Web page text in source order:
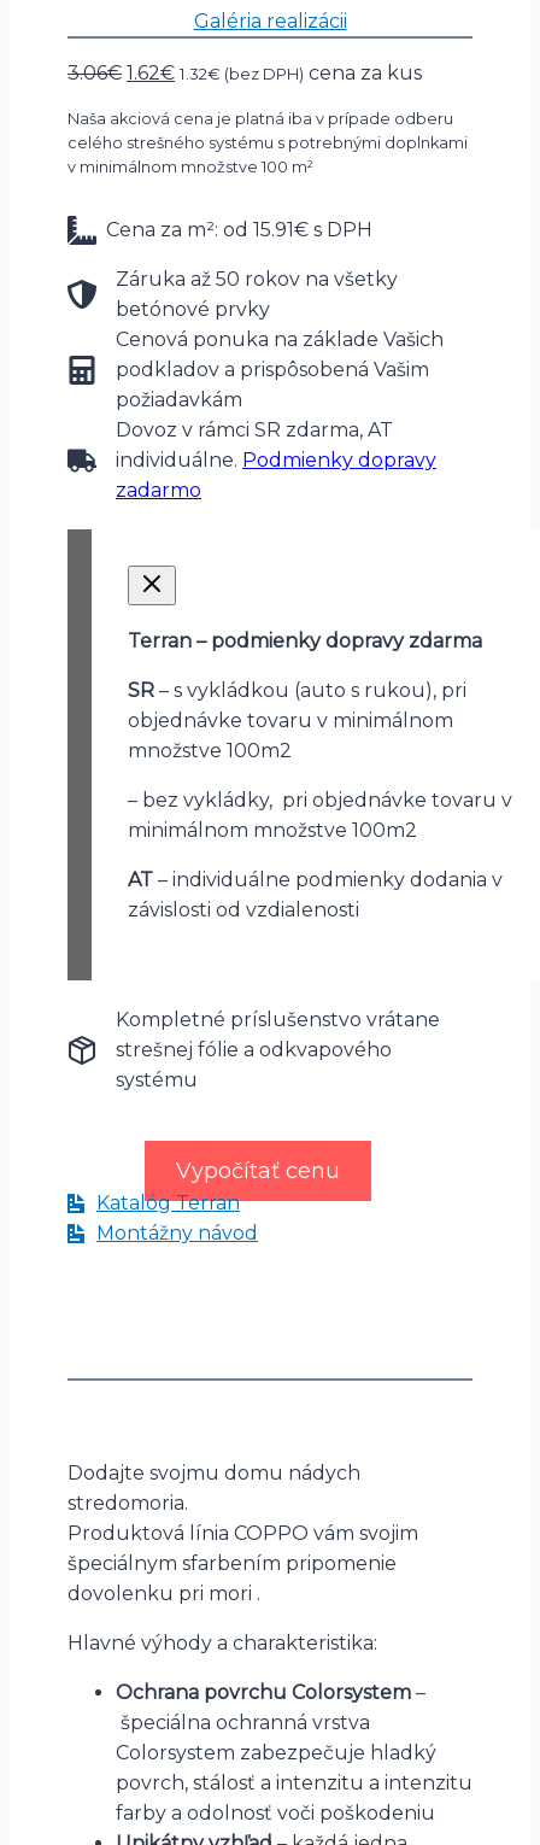
Galéria realizácii
3.06€ Pôvodná
bola:
3.06€.
1.62€Aktuálna
je:
1.62€.
1.32€ (bez DPH) cena za kus
Naša akciová cena je platná iba v prípade odberu
celého strešného systému s potrebnými doplnkami
v minimálnom množstve 100 m²
Cena za m²: od 15.91€ s DPH
Záruka až 50 rokov na všetky
betónové prvky
Cenová ponuka na základe Vašich
podkladov a prispôsobená Vašim
požiadavkám
Dovoz v rámci SR zdarma, AT
individuálne. Podmienky dopravy
zadarmo
Terran – podmienky dopravy zdarma
SR – s vykládkou (auto s rukou), pri
objednávke tovaru v minimálnom
množstve 100m2
– bez vykládky, pri objednávke tovaru v
minimálnom množstve 100m2
AT – individuálne podmienky dodania v
závislosti od vzdialenosti
Kompletné príslušenstvo vrátane
strešnej fólie a odkvapového
systému
Vypočítať cenu
Katalóg Terran
Montážny návod
Dodajte svojmu domu nádych
stredomoria.
Produktová línia COPPO vám svojim
špeciálnym sfarbením pripomenie
dovolenku pri mori .
Hlavné výhody a charakteristika:
Ochrana povrchu Colorsystem –
špeciálna ochranná vrstva
Colorsystem zabezpečuje hladký
povrch, stálosť a intenzitu a intenzitu
farby a odolnosť voči poškodeniu